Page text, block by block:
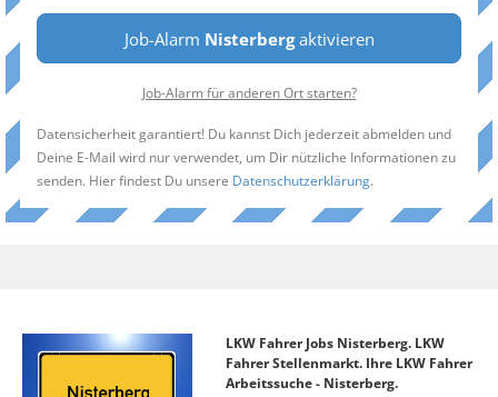
Job-Alarm Nisterbergaktivieren
Job-Alarm für anderen Ort starten?
Datensicherheit garantiert! Du kannst Dich jederzeit abmelden und
Deine E-Mail wird nur verwendet, um Dir nützliche Informationen zu
senden. Hier findest Du unsere Datenschutzerklärung.
LKW Fahrer Jobs Nisterberg. LKW
Fahrer Stellenmarkt. Ihre LKW Fahrer
Arbeitssuche - Nisterberg.